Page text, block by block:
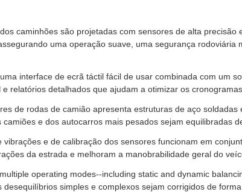
caminhões são projetadas com sensores de alta
uma operação suave, uma segurança
interface de ecrã táctil fácil de usar combinada com um
relatórios detalhados que ajudam a otimizar os
de rodas de camião apresenta estruturas de aço
e dos autocarros mais pesados sejam equilibradas
e de calibração dos sensores funcionam em
da estrada e melhoram a manobrabilidade geral do
operating modes--including static and dynamic
simples e complexos sejam corrigidos de